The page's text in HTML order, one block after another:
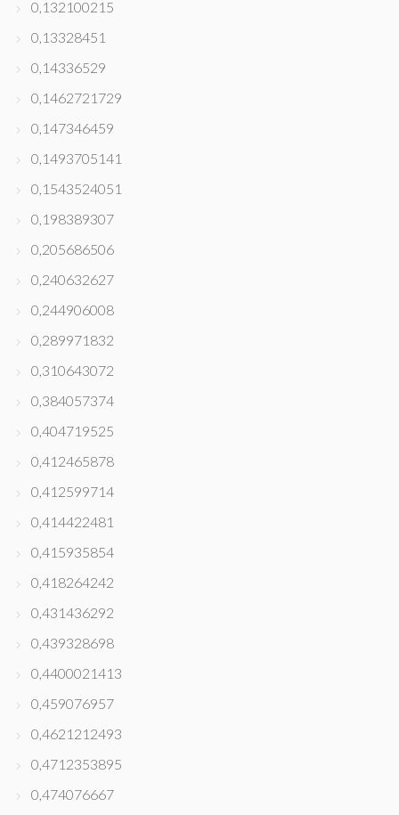
0,132100215
0,13328451
0,14336529
0,1462721729
0,147346459
0,1493705141
0,1543524051
0,198389307
0,205686506
0,240632627
0,244906008
0,289971832
0,310643072
0,384057374
0,404719525
0,412465878
0,412599714
0,414422481
0,415935854
0,418264242
0,431436292
0,439328698
0,4400021413
0,459076957
0,4621212493
0,4712353895
0,474076667